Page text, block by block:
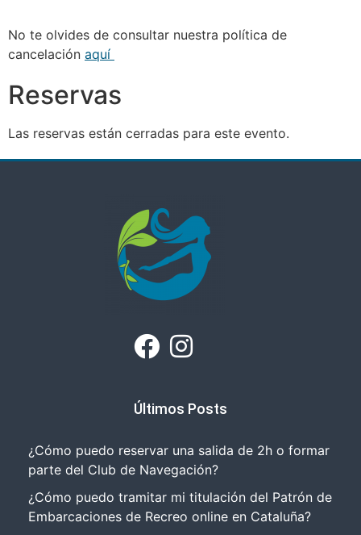
No te olvides de consultar nuestra política de
cancelación aquí
Reservas
Las reservas están cerradas para este evento.
Últimos Posts
¿Cómo puedo reservar una salida de 2h o formar
parte del Club de Navegación?
¿Cómo puedo tramitar mi titulación del Patrón de
Embarcaciones de Recreo online en Cataluña?